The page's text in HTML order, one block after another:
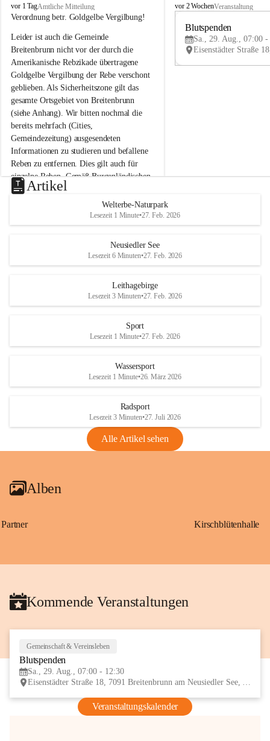
B
r
i
t
e
n
b
r
u
n
n
a
m
N
e
u
s
d
S
vor 1 TagAmtliche Mitteilung
Verordnung betr. Goldgelbe Vergilbung!
Leider ist auch die Gemeinde
Breitenbrunn nicht vor der durch die
Amerikanische Rebzikade übertragene
Goldgelbe Vergilbung der Rebe verschont
geblieben. Als Sicherheitszone gilt das
gesamte Ortsgebiet von Breitenbrunn
(siehe Anhang). Wir bitten nochmal die
bereits mehrfach (Cities,
Gemeindezeitung) ausgesendeten
Informationen zu studieren und befallene
Reben zu entfernen. Dies gilt auch für
einzelne Reben. Gemäß Burgenländischen
Weinbaugesetz sind nicht gepflegte oder
unzulässige Weingärten zu roden! Bitte
helfen wir zusammen um unsere Winzer
vor den prognostizierten Ernteausfällen
und den daraus folgenden wirtschaftlichen
Maßnahmen zur Bekämpfung
Rebe und der Amerikanischen
Anhang VBl. EU Nr. 18
1 Seite•1,4 MB
VBl. EU Nr. 18_2026
B
e
u
e
d
r
S
vor 2 WochenVeranstaltung
Blutspenden
Sa., 29. Aug., 07:00 -
Artikel
Welterbe-Naturpark
Lesezeit 1 Minute•27. Feb. 2026
Neusiedler See
Lesezeit 6 Minuten•27. Feb. 2026
Leithagebirge
Lesezeit 3 Minuten•27. Feb. 2026
Sport
Lesezeit 1 Minute•27. Feb. 2026
Wassersport
Lesezeit 1 Minute•26. März 2026
Radsport
Lesezeit 3 Minuten•27. Juli 2026
Alle Artikel sehen
Alben
Partner Kirschblütenhalle
Kommende Veranstaltungen
Gemeinschaft & Vereinsleben
Blutspenden
Sa., 29. Aug., 07:00 - 12:30
Eisenstädter Straße 18, 7091 Breitenbrunn am Neusiedler See, AUT
Veranstaltungskalender